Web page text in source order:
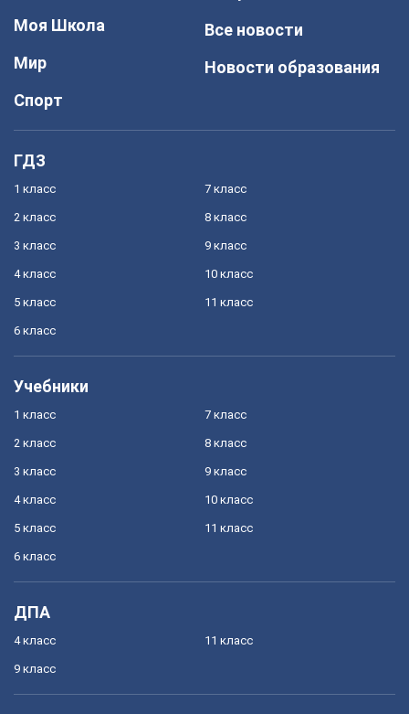
Моя Школа
Мир
Спорт
Все новости
Новости образования
ГДЗ
1 класс
2 класс
3 класс
4 класс
5 класс
6 класс
7 класс
8 класс
9 класс
10 класс
11 класс
Учебники
1 класс
2 класс
3 класс
4 класс
5 класс
6 класс
7 класс
8 класс
9 класс
10 класс
11 класс
ДПА
4 класс
9 класс
11 класс